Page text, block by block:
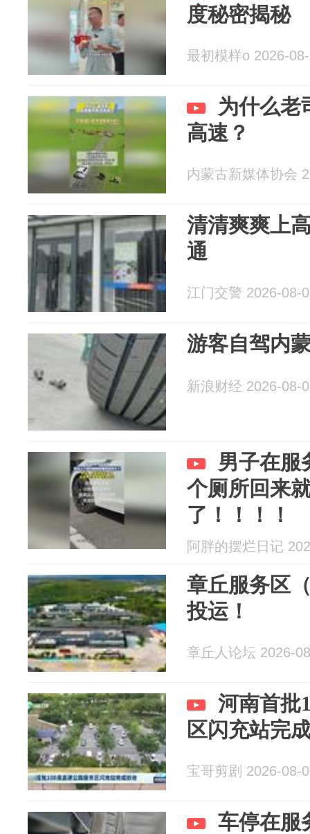
度秘密揭秘
最初模样o 2026-
为什么老
高速？
内蒙古新媒体协会
清清爽爽上
通
江门交警 2026-08-
游客自驾内
新浪财经 2026-08-
男子在服
个厕所回来
了！！！！
阿胖的摆烂日记
章丘服务区
投运！
章丘人论坛 2026-
河南首批
区闪充站完
宝哥剪剧 2026-08-
车停在服